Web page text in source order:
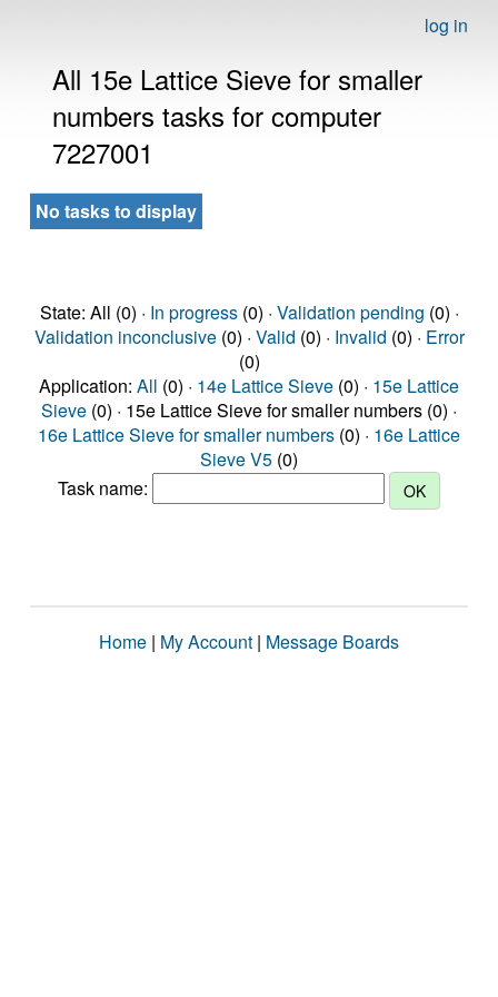
log in
All 15e Lattice Sieve for smaller
numbers tasks for computer
7227001
No tasks to display
State: All (0) · In progress(0) · Validation pending (0) ·
Validation inconclusive(0) · Valid (0) · Invalid (0) · Error
(0)
Application: All (0) · 14e Lattice Sieve (0) · 15e Lattice
Sieve (0) · 15e Lattice Sieve for smaller numbers (0) ·
16e Lattice Sieve for smaller numbers (0) · 16e Lattice
Sieve V5 (0)
Task name:
Home | My Account | Message Boards